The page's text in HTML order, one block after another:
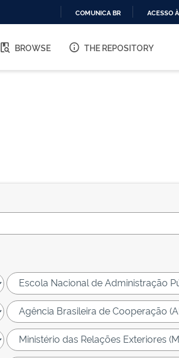
O
COMUNICA BR ACESSO
BROWSE THE REPOSITORY